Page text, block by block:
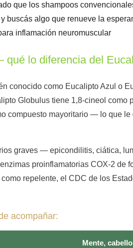
que los shampoos
buscás algo que renueve la
inflamación neuromuscular
lo diferencia del
conocido como Eucalipto Azul o
Globulus tiene 1,8-cineol como
compuesto mayoritario — lo que
graves — epicondilitis, ciática,
proinflamatorias COX-2 de
repelente, el CDC de los
acompañar:
Mente,